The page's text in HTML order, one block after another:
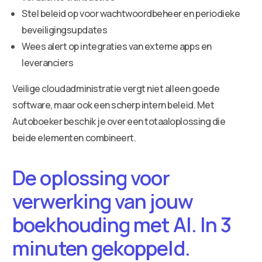
Stel beleid op voor wachtwoordbeheer en periodieke
beveiligingsupdates
Wees alert op integraties van externe apps en
leveranciers
Veilige cloudadministratie vergt niet alleen goede
software, maar ook een scherp intern beleid. Met
Autoboeker beschik je over een totaaloplossing die
beide elementen combineert.
De oplossing voor
verwerking van jouw
boekhouding met AI. In 3
minuten gekoppeld.